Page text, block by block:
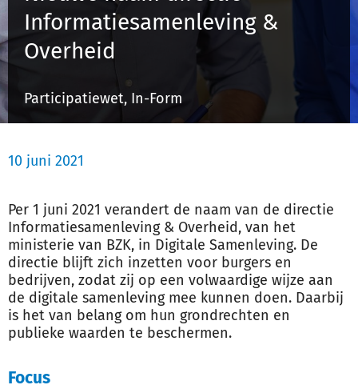
Inloggen
Registreren
Informatiesamenleving &
Overheid
Participatiewet, In-Form
10 juni 2021
Per 1 juni 2021 verandert de naam van de directie
Informatiesamenleving & Overheid, van het
ministerie van BZK, in Digitale Samenleving. De
directie blijft zich inzetten voor burgers en
bedrijven, zodat zij op een volwaardige wijze aan
de digitale samenleving mee kunnen doen. Daarbij
is het van belang om hun grondrechten en
publieke waarden te beschermen.
Focus